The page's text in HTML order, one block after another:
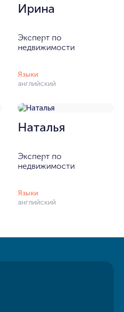
Ирина
Эксперт по
недвижимости
Языки
английский
Наталья
Эксперт по
недвижимости
Языки
английский